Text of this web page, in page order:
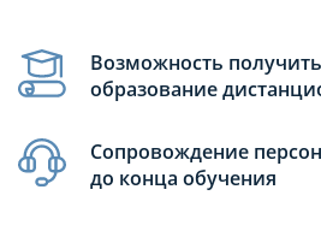
Возможность
образование
Сопровождение
до конца обучения